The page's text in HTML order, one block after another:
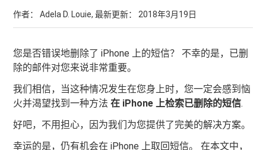
作者： Adela D. Louie, 最新更新： 2018年3月19日
您是否错误地删除了 iPhone 上的短信？ 不幸的是，已删
除的邮件对您来说非常重要。
我们相信，当这种情况发生在您身上时，您一定会感到恼
火并渴望找到一种方法在 iPhone 上检索已删除的短信.
好吧，不用担心，因为我们为您提供了完美的解决方案。
幸运的是，仍有机会在 iPhone 上取回短信。 在本文中，